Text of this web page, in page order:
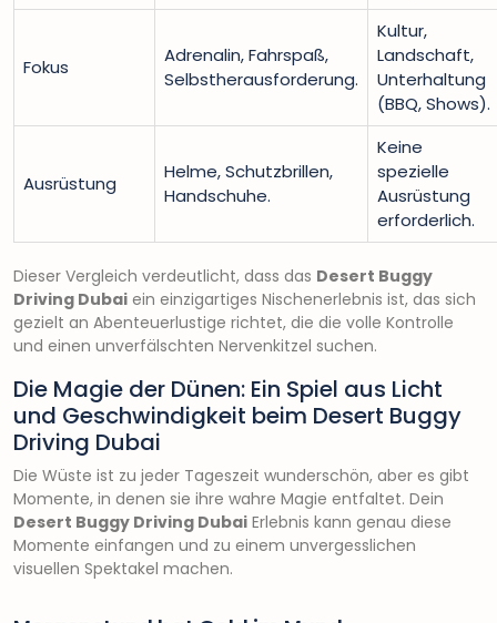
Fokus
Adrenalin, Fahrspaß,
Selbstherausforderung.
Kultur,
Landschaft,
Unterhaltung
(BBQ, Shows).
Ausrüstung
Helme, Schutzbrillen,
Handschuhe.
Keine
spezielle
Ausrüstung
erforderlich.
Dieser Vergleich verdeutlicht, dass das Desert Buggy
Driving Dubai ein einzigartiges Nischenerlebnis ist, das sich
gezielt an Abenteuerlustige richtet, die die volle Kontrolle
und einen unverfälschten Nervenkitzel suchen.
Die Magie der Dünen: Ein Spiel aus Licht
und Geschwindigkeit beim Desert Buggy
Driving Dubai
Die Wüste ist zu jeder Tageszeit wunderschön, aber es gibt
Momente, in denen sie ihre wahre Magie entfaltet. Dein
Desert Buggy Driving Dubai Erlebnis kann genau diese
Momente einfangen und zu einem unvergesslichen
visuellen Spektakel machen.